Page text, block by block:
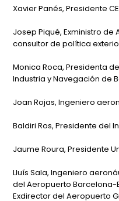
Xavier Panés, Presidente
Josep Piqué, Exministro de
consultor de política
Monica Roca, Presidenta
Industria y Navegación de
Joan Rojas, Ingeniero
Baldiri Ros, Presidente del
Jaume Roura, Presidente
Lluís Sala, Ingeniero
del Aeropuerto Barcelona-
Exdirector del Aeropuerto